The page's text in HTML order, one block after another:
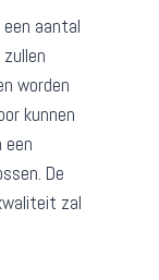
een aantal
worden
kunnen
een
De
zal